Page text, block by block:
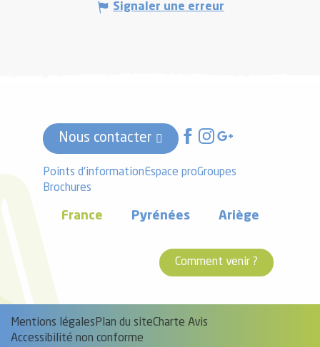
Signaler une erreur
Nous contacter
Points d'informationEspace proGroupes
Brochures
France Pyrénées Ariège
Comment venir ?
Mentions légales Plan du siteCharte Avis
Accessibilité non conforme